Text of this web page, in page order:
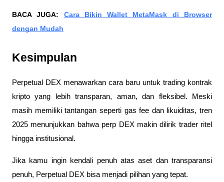
BACA JUGA: Cara Bikin Wallet MetaMask di Browser
dengan Mudah
Kesimpulan
Perpetual DEX menawarkan cara baru untuk trading kontrak
kripto yang lebih transparan, aman, dan fleksibel. Meski
masih memiliki tantangan seperti gas fee dan likuiditas, tren
2025 menunjukkan bahwa perp DEX makin dilirik trader ritel
hingga institusional.
Jika kamu ingin kendali penuh atas aset dan transparansi
penuh, Perpetual DEX bisa menjadi pilihan yang tepat.